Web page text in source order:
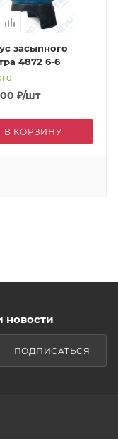
засыпного
4872 6-6
₽/шт
В КОРЗИНУ
новости
ПОДПИСАТЬСЯ